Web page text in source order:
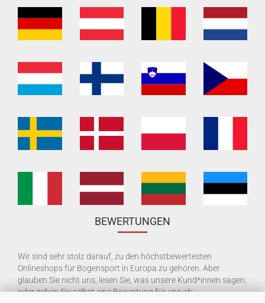
BEWERTUNGEN
Wir sind sehr stolz darauf, zu den höchstbewertesten
Onlineshops für Bogensport in Europa zu gehören. Aber
glauben Sie nicht uns, lesen Sie, was unsere Kund*innen sagen,
oder geben Sie selbst eine Bewertung für uns ab: